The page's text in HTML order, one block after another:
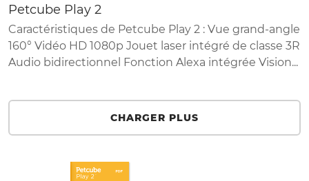
Petcube Play 2
Caractéristiques de Petcube Play 2 : Vue grand-angle
160° Vidéo HD 1080p Jouet laser intégré de classe 3R
Audio bidirectionnel Fonction Alexa intégrée Vision...
CHARGER PLUS